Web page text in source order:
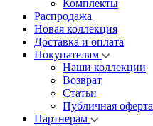
Комплекты
Распродажа
Новая коллекция
Доставка и оплата
Покупателям
Наши коллекции
Возврат
Статьи
Публичная оферта
Партнерам